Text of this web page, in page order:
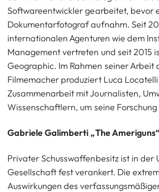
Softwareentwickler gearbeitet, bevor
Dokumentarfotograf aufnahm. Seit
internationalen Agenturen wie dem
Management vertreten und seit 2015
Geographic. Im Rahmen seiner Arbeit
Filmemacher produziert Luca
Zusammenarbeit mit Journalisten,
Wissenschaftlern, um seine
Gabriele Galimberti „The
Privater Schusswaffenbesitz ist in der
Gesellschaft fest verankert. Die
Auswirkungen des